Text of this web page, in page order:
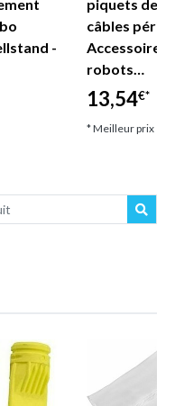
-
piquets de
câbles
Accessoires
robots…
13,54€*
* Meilleur prix